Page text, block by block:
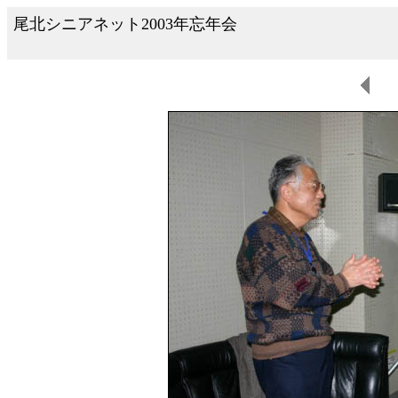
尾北シニアネット2003年忘年会